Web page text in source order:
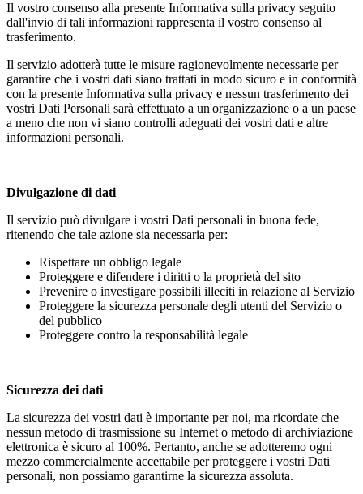
Il vostro consenso alla presente Informativa sulla privacy seguito
dall'invio di tali informazioni rappresenta il vostro consenso al
trasferimento.
Il servizio adotterà tutte le misure ragionevolmente necessarie per
garantire che i vostri dati siano trattati in modo sicuro e in conformità
con la presente Informativa sulla privacy e nessun trasferimento dei
vostri Dati Personali sarà effettuato a un'organizzazione o a un paese
a meno che non vi siano controlli adeguati dei vostri dati e altre
informazioni personali.
Divulgazione di dati
Il servizio può divulgare i vostri Dati personali in buona fede,
ritenendo che tale azione sia necessaria per:
Rispettare un obbligo legale
Proteggere e difendere i diritti o la proprietà del sito
Prevenire o investigare possibili illeciti in relazione al Servizio
Proteggere la sicurezza personale degli utenti del Servizio o
del pubblico
Proteggere contro la responsabilità legale
Sicurezza dei dati
La sicurezza dei vostri dati è importante per noi, ma ricordate che
nessun metodo di trasmissione su Internet o metodo di archiviazione
elettronica è sicuro al 100%. Pertanto, anche se adotteremo ogni
mezzo commercialmente accettabile per proteggere i vostri Dati
personali, non possiamo garantirne la sicurezza assoluta.